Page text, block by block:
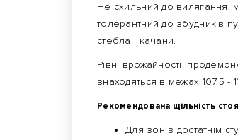
Не схильний до вилягання,
толерантний до збудників
стебла і качани.
Рівні врожайності,
знаходяться в межах 107,5 -
Рекомендована щільність
Для зон з достатнім